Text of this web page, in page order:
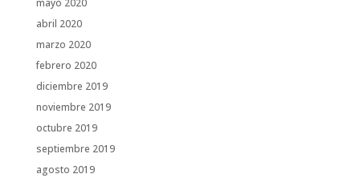
mayo 2020
abril 2020
marzo 2020
febrero 2020
diciembre 2019
noviembre 2019
octubre 2019
septiembre 2019
agosto 2019